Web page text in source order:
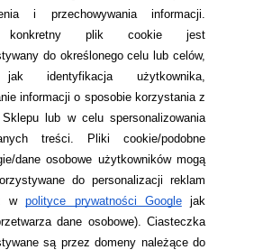
i przechowywania informacji.
konkretny plik cookie jest
do określonego celu lub celów,
identyfikacja użytkownika,
informacji o sposobie korzystania z
lub w celu spersonalizowania
treści.
Pliki cookie/podobne
dane osobowe użytkowników mogą
do personalizacji reklam
wpolityce prywatności Googlejak
dane osobowe). Ciasteczka
są przez domeny należące do
KONTAKTOWE